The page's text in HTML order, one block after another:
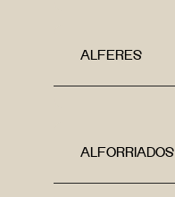
ALFERES
ALFORRIADOS